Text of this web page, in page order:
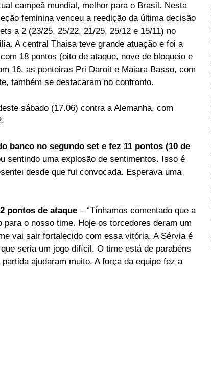
campeã mundial, melhor para o Brasil. Nesta
feminina venceu a reedição da última decisão
a 2 (23/25, 25/22, 21/25, 25/12 e 15/11) no
A central Thaisa teve grande atuação e foi a
18 pontos (oito de ataque, nove de bloqueio e
16, as ponteiras Pri Daroit e Maiara Basso, com
também se destacaram no confronto.
sábado (17.06) contra a Alemanha, com
banco no segundo set e fez 11 pontos (10 de
sentindo uma explosão de sentimentos. Isso é
desde que fui convocada. Esperava uma
pontos de ataque – “Tínhamos comentado que a
o nosso time. Hoje os torcedores deram um
vai sair fortalecido com essa vitória. A Sérvia é
seria um jogo difícil. O time está de parabéns
ajudaram muito. A força da equipe fez a